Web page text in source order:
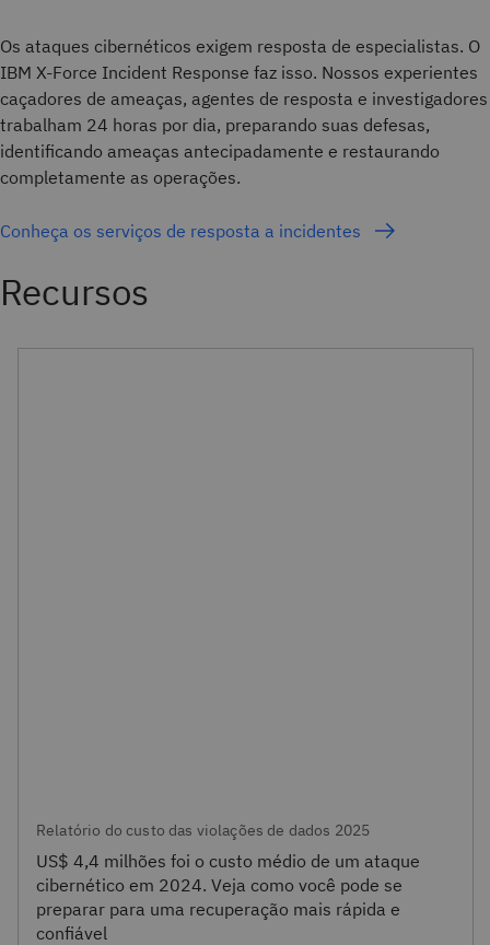
Os ataques cibernéticos exigem resposta de especialistas. O
IBM X-Force Incident Response faz isso. Nossos experientes
caçadores de ameaças, agentes de resposta e investigadores
trabalham 24 horas por dia, preparando suas defesas,
identificando ameaças antecipadamente e restaurando
completamente as operações.
Conheça os serviços de resposta a incidentes
Recursos
Relatório do custo das violações de dados 2025
US$ 4,4 milhões foi o custo médio de um ataque
cibernético em 2024. Veja como você pode se
preparar para uma recuperação mais rápida e
confiável